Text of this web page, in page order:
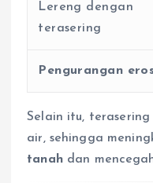
Lereng dengan
terasering
Pengurangan
Selain itu,
air, sehingga
tanahdan